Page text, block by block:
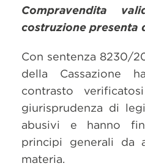
Compravendita
costruzione presenta
Con sentenza 8230/
della Cassazione
contrasto
giurisprudenza di
abusivi e hanno
principi generali da
materia.